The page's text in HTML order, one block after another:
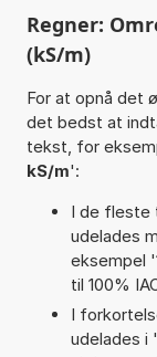
Regner:
(kS/m)
For at opnå det
det bedst at
tekst, for
kS/m':
I de
udelades
eksempel
til 100%
I
udelades i